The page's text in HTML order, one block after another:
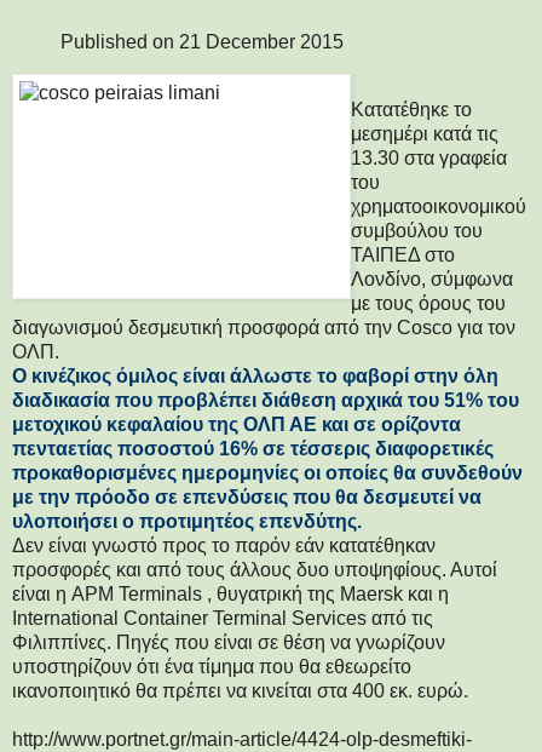
Published on 21 December 2015
Κατατέθηκε το
μεσημέρι κατά τις
13.30 στα γραφεία
του
χρηματοοικονομικού
συμβούλου του
ΤΑΙΠΕΔ στο
Λονδίνο, σύμφωνα
με τους όρους του
διαγωνισμού δεσμευτική προσφορά από την Cosco για τον
ΟΛΠ.
Ο κινέζικος όμιλος είναι άλλωστε το φαβορί στην όλη
διαδικασία που προβλέπει διάθεση αρχικά του 51% του
μετοχικού κεφαλαίου της ΟΛΠ ΑΕ και σε ορίζοντα
πενταετίας ποσοστού 16% σε τέσσερις διαφορετικές
προκαθορισμένες ημερομηνίες οι οποίες θα συνδεθούν
με την πρόοδο σε επενδύσεις που θα δεσμευτεί να
υλοποιήσει ο προτιμητέος επενδύτης.
Δεν είναι γνωστό προς το παρόν εάν κατατέθηκαν
προσφορές και από τους άλλους δυο υποψηφίους. Αυτοί
είναι η APM Terminals , θυγατρική της Maersk και η
International Container Terminal Services από τις
Φιλιππίνες. Πηγές που είναι σε θέση να γνωρίζουν
υποστηρίζουν ότι ένα τίμημα που θα εθεωρείτο
ικανοποιητικό θα πρέπει να κινείται στα 400 εκ. ευρώ.
http://www.portnet.gr/main-article/4424-olp-desmeftiki-